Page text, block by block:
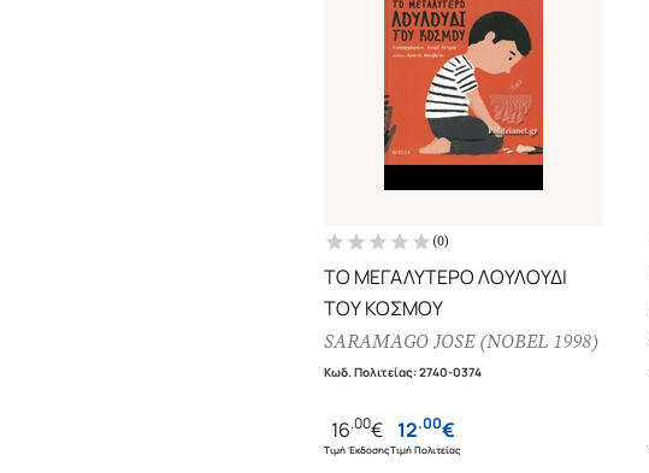
(0)
ΤΟ ΜΕΓΑΛΥΤΕΡΟ ΛΟΥΛΟΥΔΙ
ΤΟΥ ΚΟΣΜΟΥ
SARAMAGO JOSE (NOBEL 1998)
Κωδ. Πολιτείας:2740-0374
16.00€
Τιμή Έκδοσης
12.00€
Τιμή Πολιτείας